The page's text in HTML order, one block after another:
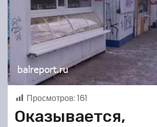
Просмотров: 161
Оказывается,